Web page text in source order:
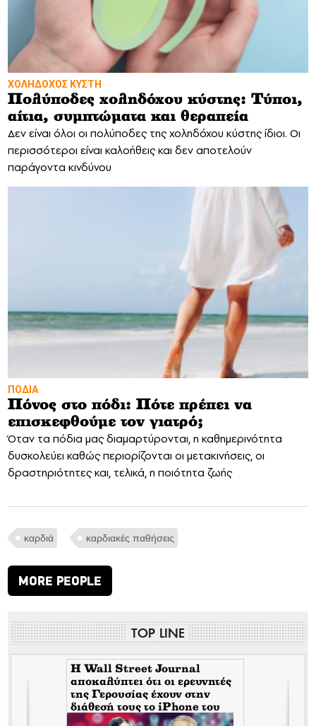
ΧΟΛΗΔΟΧΟΣ ΚΥΣΤΗ
Πολύποδες χοληδόχου κύστης: Τύποι,
αίτια, συμπτώματα και θεραπεία
Δεν είναι όλοι οι πολύποδες της χοληδόχου κύστης ίδιοι. Οι
περισσότεροι είναι καλοήθεις και δεν αποτελούν
παράγοντα κινδύνου
ΠΟΔΙΑ
Πόνος στο πόδι: Πότε πρέπει να
επισκεφθούμε τον γιατρό;
Όταν τα πόδια μας διαμαρτύρονται, η καθημερινότητα
δυσκολεύει καθώς περιορίζονται οι μετακινήσεις, οι
δραστηριότητες και, τελικά, η ποιότητα ζωής
καρδιά καρδιακές παθήσεις
MORE PEOPLE
TOP LINE
H Wall Street Journal
αποκαλύπτει ότι οι ερευνητές
της Γερουσίας έχουν στην
διάθεσή τους το iPhone του
Tony Fauci από την περίοδο